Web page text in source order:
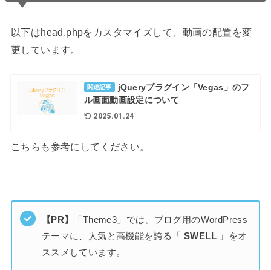
以下はhead.phpをカスタマイズして、動画の配置を変
更しています。
関連記事
jQueryプラグイン「Vegas」のフ
ル画面動画設定について
2025.01.24
こちらも参考にしてください。
【PR】
「Theme3」では、ブログ用のWordPress
テーマに、人気と高機能を誇る「SWELL 」をオ
ススメしています。